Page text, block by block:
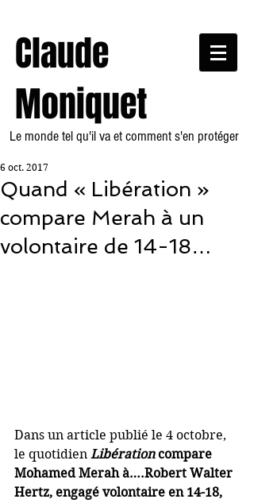
Claude
Moniquet
Le monde tel qu'il va et comment s'en protéger
Quand « Libération »
compare Merah à un
volontaire de 14-18…
6 oct. 2017
Dans un article publié le 4 octobre,
le quotidien Libération compare
Mohamed Merah à….Robert Walter
Hertz, engagé volontaire en 14-18,